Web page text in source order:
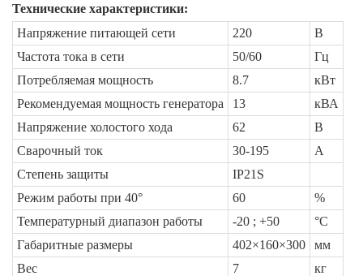
Технические характеристики:
Напряжение питающей сети
220
В
Частота тока в сети
50/60
Гц
Потребляемая мощность
8.7
кВт
Рекомендуемая мощность генератора
13
кВА
Напряжение холостого хода
62
В
Сварочный ток
30-195
А
Степень защиты
IP21S
Режим работы при 40°
60
%
Температурный диапазон работы
-20 ; +50
°C
Габаритные размеры
402×160×300
мм
Вес
7
кг